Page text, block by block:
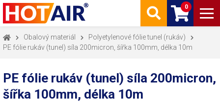
0
Obalový materiál
Polyetylenové fólie tunel (rukáv)
PE fólie rukáv (tunel) síla 200micron, šířka 100mm, délka 10m
PE fólie rukáv (tunel) síla 200micron,
šířka 100mm, délka 10m